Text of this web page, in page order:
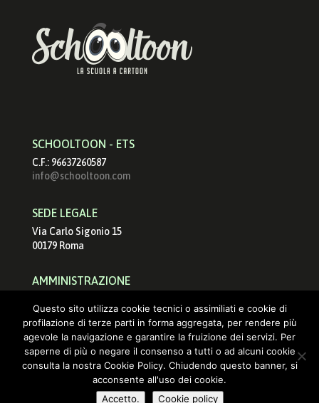
SCHOOLTOON - ETS
C.F.: 96637260587
info@schooltoon.com
SEDE LEGALE
Via Carlo Sigonio 15
00179 Roma
AMMINISTRAZIONE
info@schooltoon.com
Questo sito utilizza cookie tecnici o assimiliati e cookie di
profilazione di terze parti in forma aggregata, per rendere più
agevole la navigazione e garantire la fruizione dei servizi. Per
saperne di più o negare il consenso a tutti o ad alcuni cookie
consulta la nostra Cookie Policy. Chiudendo questo banner, si
acconsente all'uso dei cookie.
Accetto.
Cookie policy